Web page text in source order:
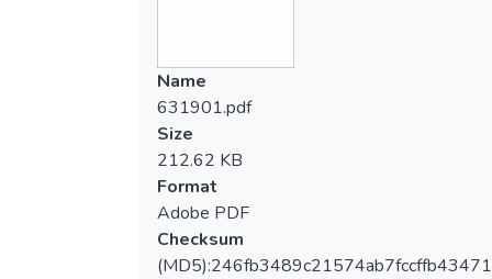
Name
631901.pdf
Size
212.62 KB
Format
Adobe PDF
Checksum